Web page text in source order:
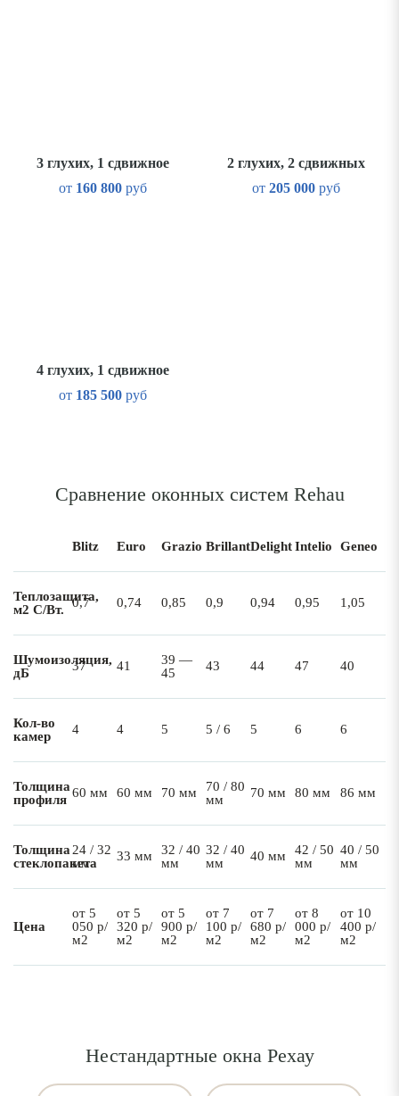
Сравнение оконных систем Rehau
Blitz Euro Grazio BrillantDelightIntelio Geneo
Теплозащита,
м2 С/Вт.
0,7 0,74 0,85 0,9 0,94 0,95 1,05
Шумоизоляция,
дБ
37 41
39 —
45
43 44 47 40
Кол-во
камер
4 4 5 5 / 6 5 6 6
Толщина
профиля 60 мм 60 мм 70 мм
70 / 80
мм
70 мм 80 мм 86 мм
Толщина
стеклопакета
24 / 32
мм
33 мм
32 / 40
мм
32 / 40
мм
40 мм
42 / 50
мм
40 / 50
мм
Цена
от 5
050 р/
м2
от 5
320 р/
м2
от 5
900 р/
м2
от 7
100 р/
м2
от 7
680 р/
м2
от 8
000 р/
м2
от 10
400 р/
м2
3 глухих, 1 сдвижное
от 160 800руб
2 глухих, 2 сдвижных
от205 000 руб
4 глухих, 1 сдвижное
от 185 500руб
Нестандартные окна Рехау